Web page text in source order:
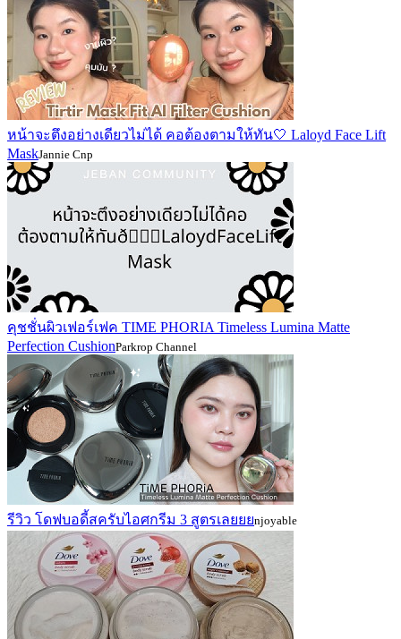
หน้าจะตึงอย่างเดียวไม่ได้ คอต้องตามให้ทัน🤍 Laloyd Face Lift
MaskJannie Cnp
คุชชั่นผิวเฟอร์เฟค TIME PHORIA Timeless Lumina Matte
Perfection CushionParkrop Channel
รีวิว โดฟบอดี้สครับไอศกรีม 3 สูตรเลยยยnjoyable